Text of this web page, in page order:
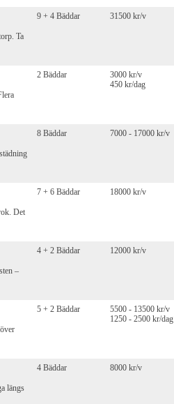
Ta
9 + 4 Bäddar 31500 kr/v
2 Bäddar
3000 kr/v
450 kr/dag
8 Bäddar 7000 - 17000 kr/v
Det
7 + 6 Bäddar 18000 kr/v
–
4 + 2 Bäddar 12000 kr/v
5 + 2 Bäddar
5500 - 13500 kr/v
1250 - 2500 kr/dag
längs
4 Bäddar 8000 kr/v